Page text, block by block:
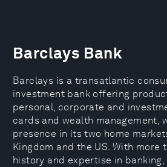
Barclays Bank
Barclays is a transatlantic
investment bank offering
personal, corporate and
cards and wealth management,
presence in its two home
Kingdom and the US. With more
history and expertise in